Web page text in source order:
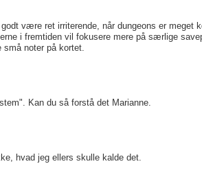
være ret irriterende, når dungeons er
i fremtiden vil fokusere mere på særlige
små noter på kortet.
Kan du så forstå det Marianne.
hvad jeg ellers skulle kalde det.